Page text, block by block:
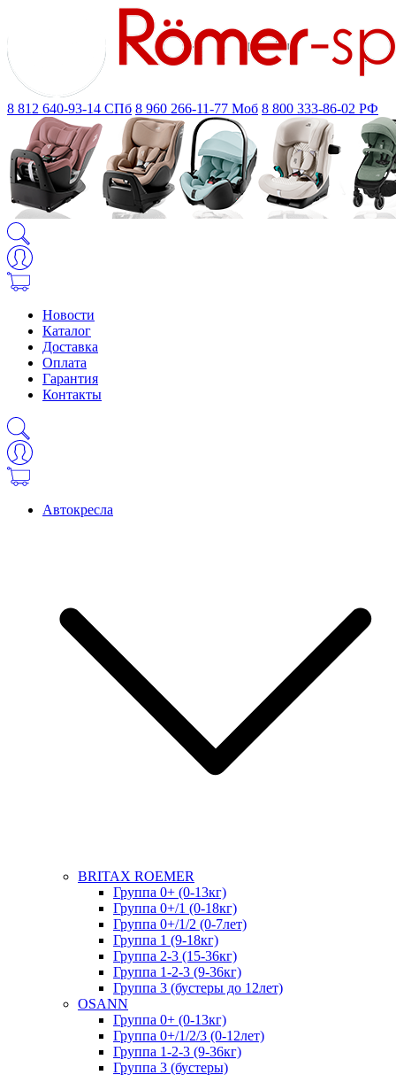
8 812 640-93-14 СПб 8 960 266-11-77 Моб 8 800 333-86-02 РФ
Новости
Каталог
Доставка
Оплата
Гарантия
Контакты
Автокресла
BRITAX ROEMER
Группа 0+ (0-13кг)
Группа 0+/1 (0-18кг)
Группа 0+/1/2 (0-7лет)
Группа 1 (9-18кг)
Группа 2-3 (15-36кг)
Группа 1-2-3 (9-36кг)
Группа 3 (бустеры до 12лет)
OSANN
Группа 0+ (0-13кг)
Группа 0+/1/2/3 (0-12лет)
Группа 1-2-3 (9-36кг)
Группа 3 (бустеры)